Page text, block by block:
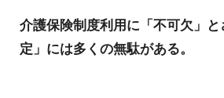
介護保険制度利用に「不可欠」
定」には多くの無駄がある。